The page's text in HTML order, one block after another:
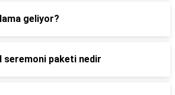
geliyor?
seremoni paketi nedir